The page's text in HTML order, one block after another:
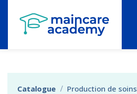
Aller au menu principal
Aller au contenu principal
Personnaliser l'interface
Catalogue Production de soins